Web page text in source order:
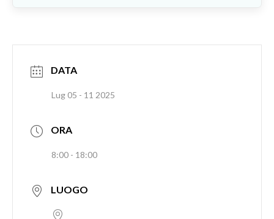
DATA
Lug 05 - 11 2025
ORA
8:00 - 18:00
LUOGO